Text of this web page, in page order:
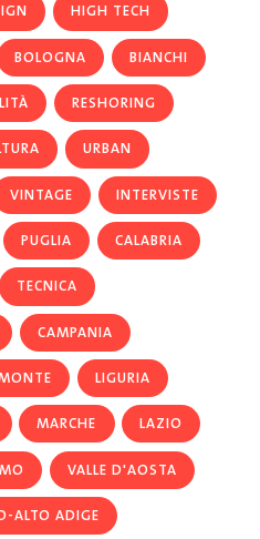
HIGH TECH
BOLOGNA BIANCHI
RESHORING
URBAN
VINTAGE INTERVISTE
PUGLIA CALABRIA
TECNICA
CAMPANIA
LIGURIA
MARCHE LAZIO
VALLE D'AOSTA
ALTO ADIGE